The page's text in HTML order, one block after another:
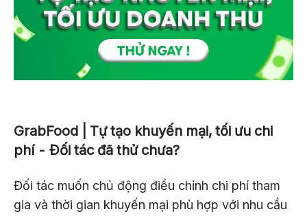
GrabFood | Tự tạo khuyến mại, tối ưu chi
phí - Đối tác đã thử chưa?
Đối tác muốn chủ động điều chỉnh chi phí tham
gia và thời gian khuyến mại phù hợp với nhu cầu